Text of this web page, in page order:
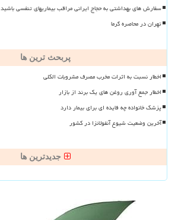
سفارش های بهداشتی به حجاج ایرانی مراقب بیماریهای تنفسی باشید
تهران در محاصره گرما
پربحث ترین ها
اخطار نسبت به اثرات مخرب مصرف مشروبات الکلی
اخطار جمع آوری روغن های یک برند از بازار
پزشک خانواده چه فایده ای برای بیمار دارد
آخرین وضعیت شیوع آنفولانزا در کشور
جدیدترین ها